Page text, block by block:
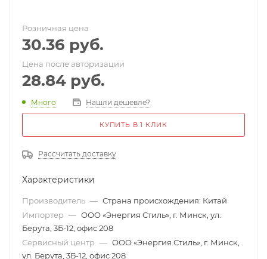
Розничная цена
30.36 руб.
Цена после авторизации
28.84 руб.
Много Нашли дешевле?
КУПИТЬ В 1 КЛИК
Рассчитать доставку
Характеристики
Производитель — Страна происхождения: Китай
Импортер — ООО «Энергия Стиль», г. Минск, ул.
Берута, 3Б-12, офис 208
Сервисный центр — ООО «Энергия Стиль», г. Минск,
ул. Берута, 3Б-12, офис 208